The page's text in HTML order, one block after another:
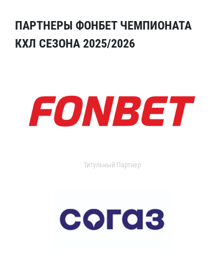
ПАРТНЕРЫ ФОНБЕТ ЧЕМПИОНАТА
КХЛ СЕЗОНА 2025/2026
Титульный Партнер